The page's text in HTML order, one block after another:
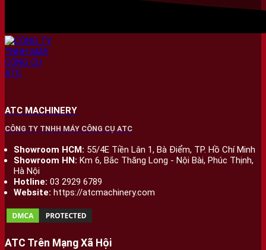
ATC MACHINERY
CÔNG TY TNHH MÁY CÔNG CỤ ATC
Showroom HCM: 55/4E Tiền Lân 1, Bà Điểm, TP. Hồ Chí Minh
Showroom HN: Km 6, Bắc Thăng Long - Nội Bài, Phúc Thịnh,
Hà Nội
Hotline: 03 2929 6789
Website: https://atcmachinery.com
ATC Trên Mạng Xã Hội